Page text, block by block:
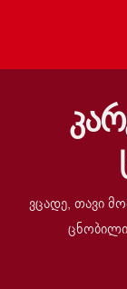
ვცადე, თავი